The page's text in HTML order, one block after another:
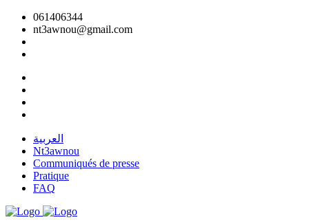
061406344
nt3awnou@gmail.com
العربية
Nt3awnou
Communiqués de presse
Pratique
FAQ